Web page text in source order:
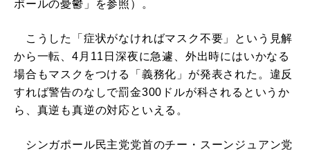
ポールの憂鬱」を参照）。
こうした「症状がなければマスク不要」という見解
から一転、4月11日深夜に急遽、外出時にはいかなる
場合もマスクをつける「義務化」が発表された。違反
すれば警告のなしで罰金300ドルが科されるというか
ら、真逆も真逆の対応といえる。
シンガポール民主党党首のチー・スーンジュアン党